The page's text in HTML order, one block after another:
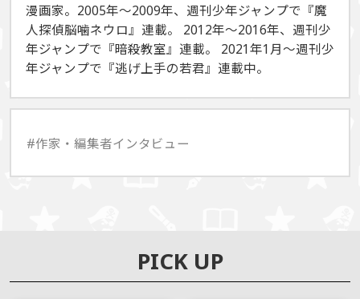
漫画家。2005年〜2009年、週刊少年ジャンプで『魔
人探偵脳噛ネウロ』連載。 2012年〜2016年、週刊少
年ジャンプで『暗殺教室』連載。 2021年1月〜週刊少
年ジャンプで『逃げ上手の若君』連載中。
#作家・編集者インタビュー
PICK UP